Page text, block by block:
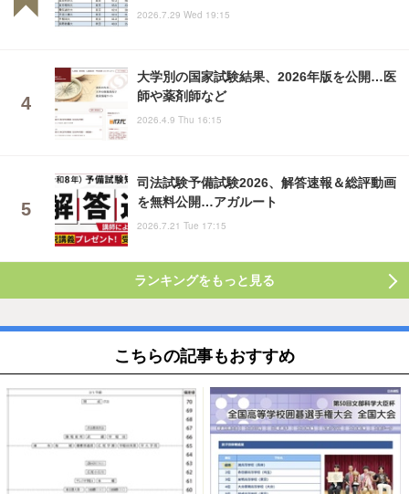
2026.7.29 Wed 19:15
大学別の国家試験結果、2026年版を公開…医
師や薬剤師など
2026.4.9 Thu 16:15
司法試験予備試験2026、解答速報＆総評動画
を無料公開…アガルート
2026.7.21 Tue 17:15
ランキングをもっと見る
こちらの記事もおすすめ